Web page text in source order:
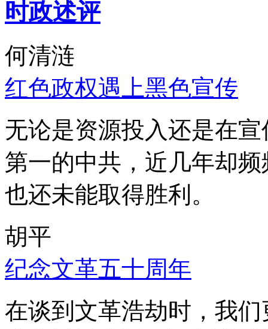
时政述评
何清涟
红色政权遇上黑色宣传
无论是资源投入还是在
第一的中共，近几年却
也还未能取得胜利。
胡平
纪念文革五十周年
在谈到文革浩劫时，我